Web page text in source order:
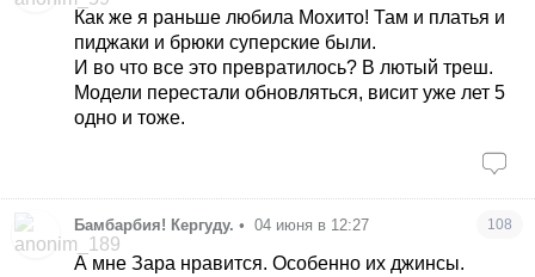
Как же я раньше любила Мохито! Там и платья и
пиджаки и брюки суперские были.
И во что все это превратилось? В лютый треш.
Модели перестали обновляться, висит уже лет 5
одно и тоже.
Бамбарбия! Кергуду. • 04 июня в 12:27 108
А мне Зара нравится. Особенно их джинсы.